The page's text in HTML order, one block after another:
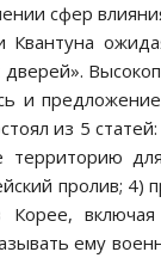
сфер
Квантуна
и
из 5
территорию
пролив;
ему